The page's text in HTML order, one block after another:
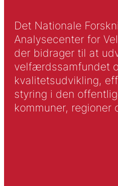
Det Nationale
Analysecenter for
der bidrager til at
velfærdssamfundet
kvalitetsudvikling,
styring i den
kommuner, regioner